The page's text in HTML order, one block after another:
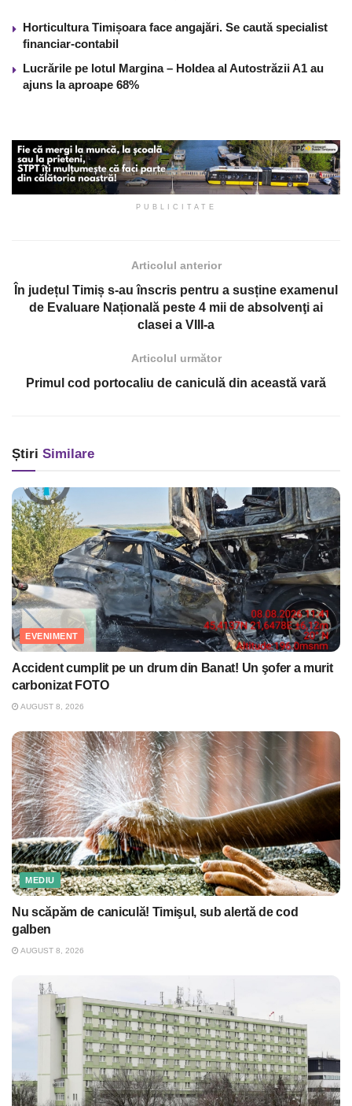
Horticultura Timișoara face angajări. Se caută specialist
financiar-contabil
Lucrările pe lotul Margina – Holdea al Autostrăzii A1 au
ajuns la aproape 68%
PUBLICITATE
Articolul anterior
În județul Timiș s-au înscris pentru a susține examenul
de Evaluare Națională peste 4 mii de absolvenţi ai
clasei a VIII-a
Articolul următor
Primul cod portocaliu de caniculă din această vară
Știri Similare
EVENIMENT
Accident cumplit pe un drum din Banat! Un şofer a murit
carbonizat FOTO
AUGUST 8, 2026
MEDIU
Nu scăpăm de caniculă! Timişul, sub alertă de cod
galben
AUGUST 8, 2026